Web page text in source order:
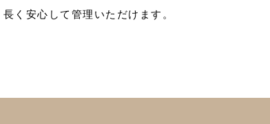
く安心して管理いただけます。